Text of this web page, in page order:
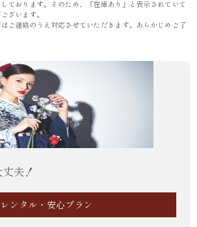
ております。そのため、「在庫あり」と表示されていて
ざいます。
ご連絡のうえ対応させていただきます。あらかじめご了
夫！
ンタル・安心プラン